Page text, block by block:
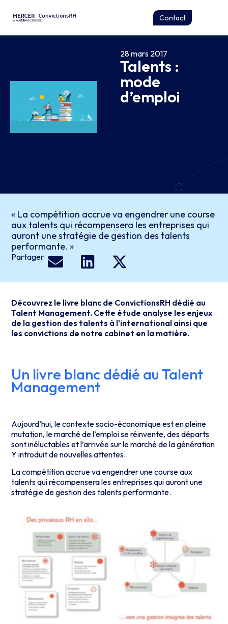
Contact
28 mars 2017
Talents :
mode
d’emploi
« La compétition accrue va engendrer une course
aux talents qui récompensera les entreprises qui
auront une stratégie de gestion des talents
performante. »
Partager
Découvrez le livre blanc de ConvictionsRH dédié au
Talent Management. Cette étude analyse les enjeux
de la gestion des talents à l'international ainsi que
les convictions de notre cabinet en la matière.
Un livre blanc dédié au Talent
Management
Aujourd’hui, le contexte socio-économique est en pleine
mutation, le marché de l’emploi se réinvente, des départs
sont inéluctables et l’arrivée sur le marché de la génération
Y introduit de nouvelles attentes.
La compétition accrue va engendrer une course aux
talents qui récompensera les entreprises qui auront une
stratégie de gestion des talents performante.